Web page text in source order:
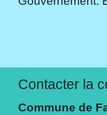
Contacter la
Commune de